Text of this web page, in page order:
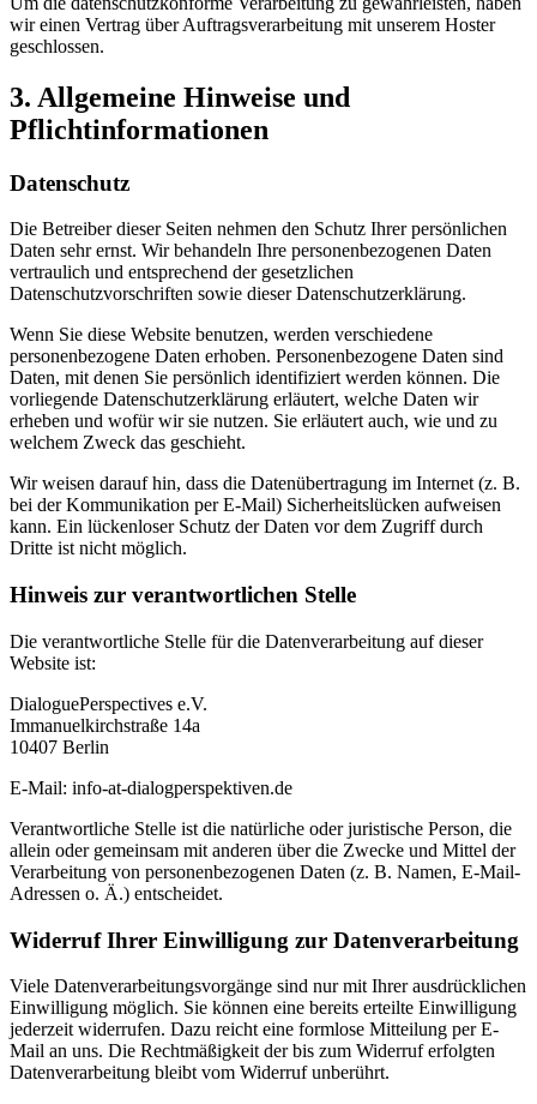
wir einen Vertrag über Auftragsverarbeitung mit unserem Hoster
geschlossen.
3. Allgemeine Hinweise und
Pflichtinformationen
Datenschutz
Die Betreiber dieser Seiten nehmen den Schutz Ihrer persönlichen
Daten sehr ernst. Wir behandeln Ihre personenbezogenen Daten
vertraulich und entsprechend der gesetzlichen
Datenschutzvorschriften sowie dieser Datenschutzerklärung.
Wenn Sie diese Website benutzen, werden verschiedene
personenbezogene Daten erhoben. Personenbezogene Daten sind
Daten, mit denen Sie persönlich identifiziert werden können. Die
vorliegende Datenschutzerklärung erläutert, welche Daten wir
erheben und wofür wir sie nutzen. Sie erläutert auch, wie und zu
welchem Zweck das geschieht.
Wir weisen darauf hin, dass die Datenübertragung im Internet (z. B.
bei der Kommunikation per E-Mail) Sicherheitslücken aufweisen
kann. Ein lückenloser Schutz der Daten vor dem Zugriff durch
Dritte ist nicht möglich.
Hinweis zur verantwortlichen Stelle
Die verantwortliche Stelle für die Datenverarbeitung auf dieser
Website ist:
DialoguePerspectives e.V.
Immanuelkirchstraße 14a
10407 Berlin
E-Mail: info-at-dialogperspektiven.de
Verantwortliche Stelle ist die natürliche oder juristische Person, die
allein oder gemeinsam mit anderen über die Zwecke und Mittel der
Verarbeitung von personenbezogenen Daten (z. B. Namen, E-Mail-
Adressen o. Ä.) entscheidet.
Widerruf Ihrer Einwilligung zur Datenverarbeitung
Viele Datenverarbeitungsvorgänge sind nur mit Ihrer ausdrücklichen
Einwilligung möglich. Sie können eine bereits erteilte Einwilligung
jederzeit widerrufen. Dazu reicht eine formlose Mitteilung per E-
Mail an uns. Die Rechtmäßigkeit der bis zum Widerruf erfolgten
Datenverarbeitung bleibt vom Widerruf unberührt.